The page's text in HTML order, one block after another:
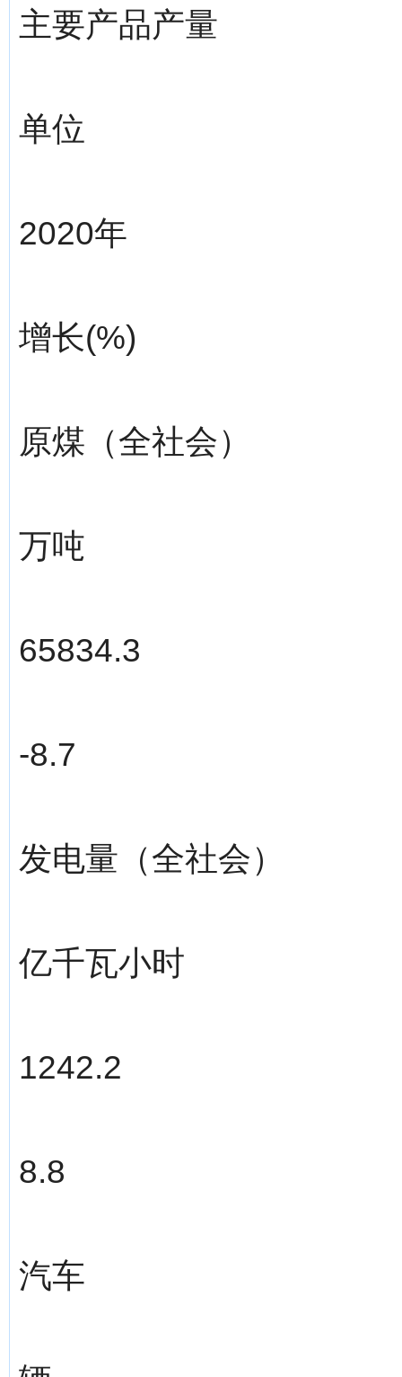
主要产品产量
单位
2020年
增长(%)
原煤（全社会）
万吨
65834.3
-8.7
发电量（全社会）
亿千瓦小时
1242.2
8.8
汽车